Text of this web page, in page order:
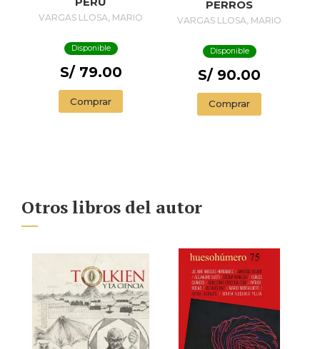
VARGAS LLOSA, MARIO
Disponible
S/ 79.00
Comprar
PERROS
VARGAS LLOSA, MARIO
Disponible
S/ 90.00
Comprar
Otros libros del autor